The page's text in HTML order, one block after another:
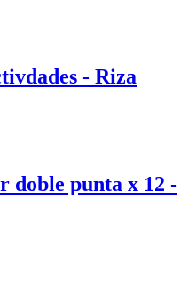
- Riza
doble punta x 12 -